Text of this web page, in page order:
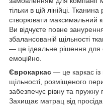
тільки в цій лінійці.
створювати максимальний
Ви відчуєте повне
збалансованій щільності
— це ідеальне рішення для
емоційно.
Єврокаркас — це каркас із
щільності, розміщеного
забезпечує рівну та
Захищає матрац від